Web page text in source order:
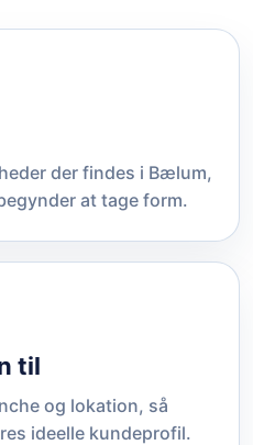
der findes i Bælum,
at tage form.
til
og lokation, så
ideelle kundeprofil.